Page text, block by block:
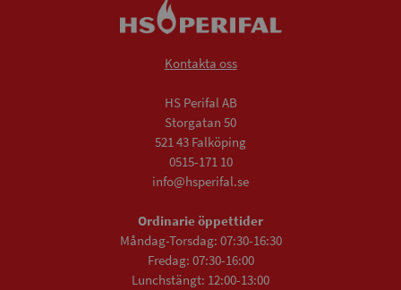
Kontakta oss
HS Perifal AB
Storgatan 50
521 43 Falköping
0515-171 10
info@hsperifal.se
Ordinarie öppettider
Måndag-Torsdag: 07:30-16:30
Fredag: 07:30-16:00
Lunchstängt: 12:00-13:00